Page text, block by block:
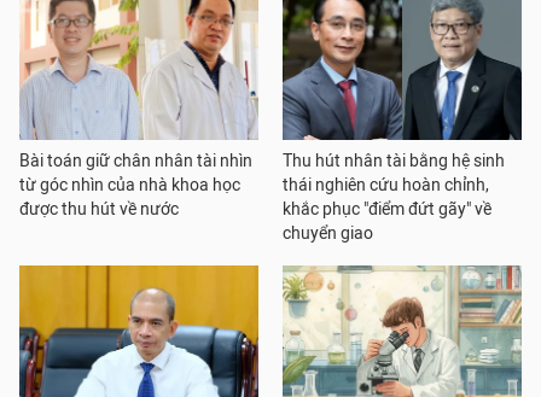
Bài toán giữ chân nhân tài nhìn
từ góc nhìn của nhà khoa học
được thu hút về nước
Thu hút nhân tài bằng hệ sinh
thái nghiên cứu hoàn chỉnh,
khắc phục "điểm đứt gãy" về
chuyển giao